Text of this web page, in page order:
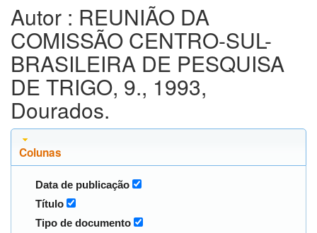
Autor : REUNIÃO DA
COMISSÃO CENTRO-SUL-
BRASILEIRA DE PESQUISA
DE TRIGO, 9., 1993,
Dourados.
Colunas
Data de publicação
Título
Tipo de documento